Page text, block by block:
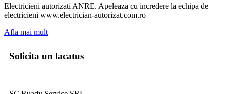
Electricieni autorizati ANRE. Apeleaza cu incredere la echipa de
electricieni www.electrician-autorizat.com.ro
Afla mai mult
Solicita un lacatus